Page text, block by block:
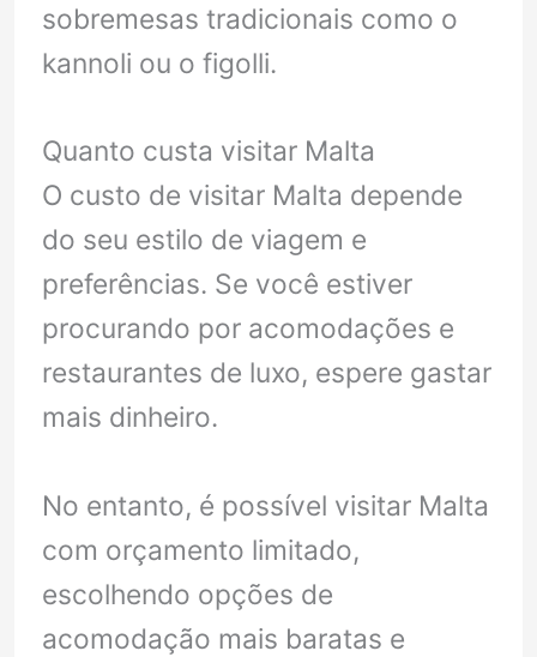
sobremesas tradicionais como o
kannoli ou o figolli.
Quanto custa visitar Malta
O custo de visitar Malta depende
do seu estilo de viagem e
preferências. Se você estiver
procurando por acomodações e
restaurantes de luxo, espere gastar
mais dinheiro.
No entanto, é possível visitar Malta
com orçamento limitado,
escolhendo opções de
acomodação mais baratas e